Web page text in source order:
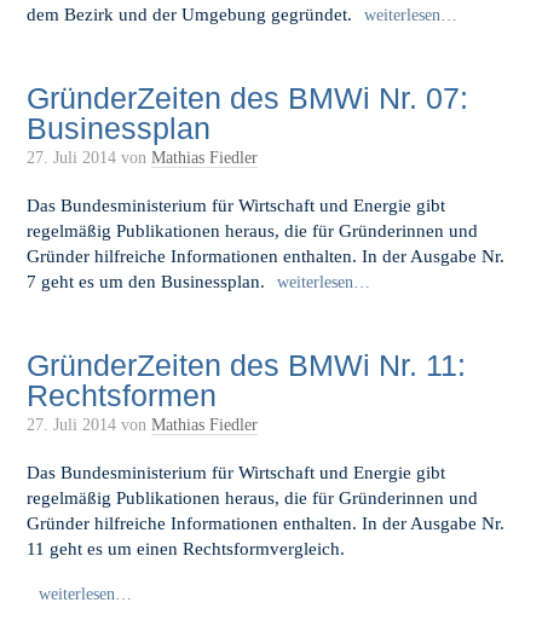
dem Bezirk und der Umgebung gegründet.
weiterlesen…
GründerZeiten des BMWi Nr. 07:
Businessplan
27. Juli 2014 vonMathias Fiedler
Das Bundesministerium für Wirtschaft und Energie gibt
regelmäßig Publikationen heraus, die für Gründerinnen und
Gründer hilfreiche Informationen enthalten. In der Ausgabe Nr.
7 geht es um den Businessplan.
weiterlesen…
GründerZeiten des BMWi Nr. 11:
Rechtsformen
27. Juli 2014 vonMathias Fiedler
Das Bundesministerium für Wirtschaft und Energie gibt
regelmäßig Publikationen heraus, die für Gründerinnen und
Gründer hilfreiche Informationen enthalten. In der Ausgabe Nr.
11 geht es um einen Rechtsformvergleich.
weiterlesen…